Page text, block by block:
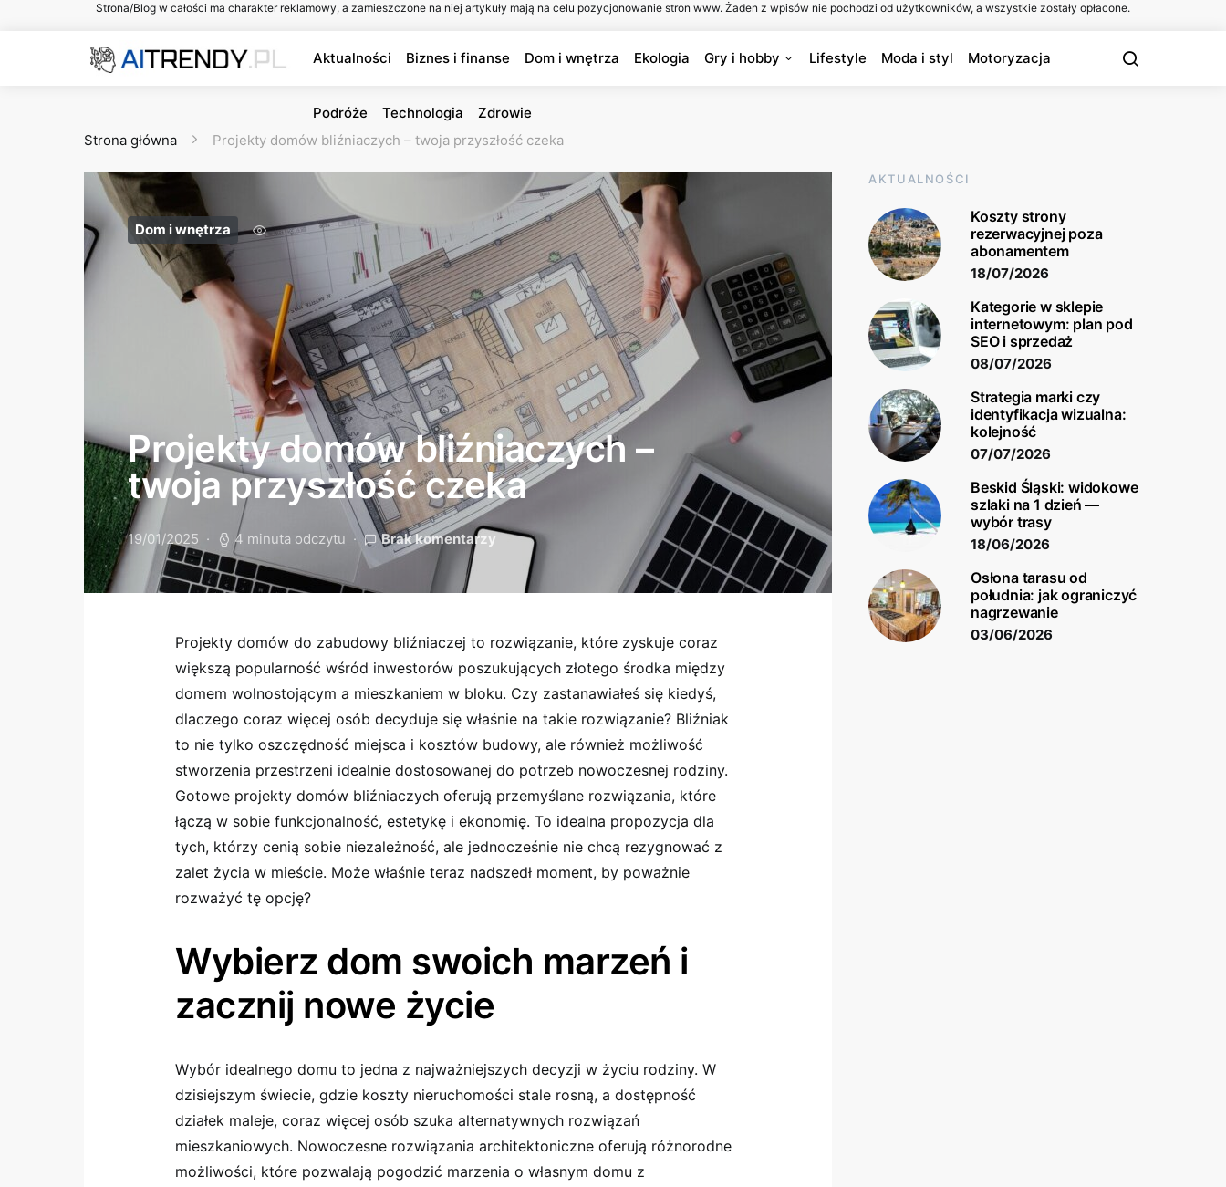
Strona/Blog w całości ma charakter reklamowy, a zamieszczone na niej artykuły mają na celu pozycjonowanie stron www. Żaden z wpisów nie pochodzi od użytkowników, a wszystkie zostały opłacone.
Aktualności Biznes i finanse Dom i wnętrza Ekologia Gry i hobby Lifestyle Moda i styl Motoryzacja
Podróże Technologia
Zdrowie
Strona główna
Projekty domów bliźniaczych – twoja przyszłość czeka
Dom i wnętrza
Projekty domów bliźniaczych –
twoja przyszłość czeka
19/01/2025 4 minuta odczytu Brak komentarzy
Projekty domów do zabudowy bliźniaczej to rozwiązanie, które zyskuje coraz
większą popularność wśród inwestorów poszukujących złotego środka między
domem wolnostojącym a mieszkaniem w bloku. Czy zastanawiałeś się kiedyś,
dlaczego coraz więcej osób decyduje się właśnie na takie rozwiązanie? Bliźniak
to nie tylko oszczędność miejsca i kosztów budowy, ale również możliwość
stworzenia przestrzeni idealnie dostosowanej do potrzeb nowoczesnej rodziny.
Gotowe projekty domów bliźniaczych oferują przemyślane rozwiązania, które
łączą w sobie funkcjonalność, estetykę i ekonomię. To idealna propozycja dla
tych, którzy cenią sobie niezależność, ale jednocześnie nie chcą rezygnować z
zalet życia w mieście. Może właśnie teraz nadszedł moment, by poważnie
rozważyć tę opcję?
Wybierz dom swoich marzeń i
zacznij nowe życie
Wybór idealnego domu to jedna z najważniejszych decyzji w życiu rodziny. W
dzisiejszym świecie, gdzie koszty nieruchomości stale rosną, a dostępność
działek maleje, coraz więcej osób szuka alternatywnych rozwiązań
mieszkaniowych. Nowoczesne rozwiązania architektoniczne oferują różnorodne
możliwości, które pozwalają pogodzić marzenia o własnym domu z
AKTUALNOŚCI
Koszty strony
rezerwacyjnej poza
abonamentem
18/07/2026
Kategorie w sklepie
internetowym: plan pod
SEO i sprzedaż
08/07/2026
Strategia marki czy
identyfikacja wizualna:
kolejność
07/07/2026
Beskid Śląski: widokowe
szlaki na 1 dzień —
wybór trasy
18/06/2026
Osłona tarasu od
południa: jak ograniczyć
nagrzewanie
03/06/2026